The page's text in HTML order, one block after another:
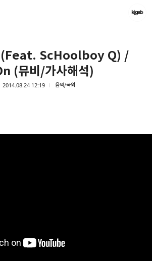
ScHoolboy Q) /
(뮤비/가사해석)
2014.08.24 12:19 음악/국외